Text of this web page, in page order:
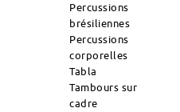
Percussions
brésiliennes
Percussions
corporelles
Tabla
Tambours sur
cadre